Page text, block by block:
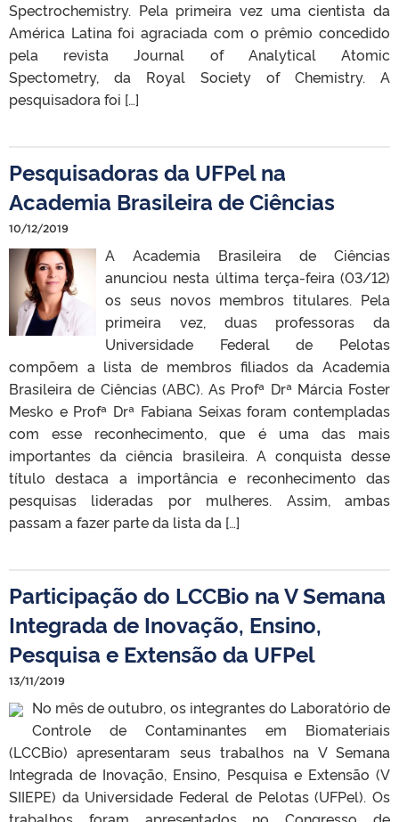
Spectrochemistry. Pela primeira vez uma cientista da
América Latina foi agraciada com o prêmio concedido
pela revista Journal of Analytical Atomic
Spectometry, da Royal Society of Chemistry. A
pesquisadora foi […]
Pesquisadoras da UFPel na
Academia Brasileira de Ciências
10/12/2019
A Academia Brasileira de Ciências
anunciou nesta última terça-feira (03/12)
os seus novos membros titulares. Pela
primeira vez, duas professoras da
Universidade Federal de Pelotas
compõem a lista de membros filiados da Academia
Brasileira de Ciências (ABC). As Profª Drª Márcia Foster
Mesko e Profª Drª Fabiana Seixas foram contempladas
com esse reconhecimento, que é uma das mais
importantes da ciência brasileira. A conquista desse
título destaca a importância e reconhecimento das
pesquisas lideradas por mulheres. Assim, ambas
passam a fazer parte da lista da […]
Participação do LCCBio na V Semana
Integrada de Inovação, Ensino,
Pesquisa e Extensão da UFPel
13/11/2019
No mês de outubro, os integrantes do Laboratório de
Controle de Contaminantes em Biomateriais
(LCCBio) apresentaram seus trabalhos na V Semana
Integrada de Inovação, Ensino, Pesquisa e Extensão (V
SIIEPE) da Universidade Federal de Pelotas (UFPel). Os